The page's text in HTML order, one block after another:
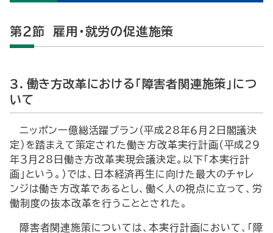
第２節 雇用・就労の促進施策
３．働き方改革における「障害者関連施策」につ
いて
ニッポン一億総活躍プラン（平成28年６月２日閣議決
定）を踏まえて策定された働き方改革実行計画（平成29
年３月28日働き方改革実現会議決定。以下「本実行計
画」という。）では、日本経済再生に向けた最大のチャレ
ンジは働き方改革であるとし、働く人の視点に立って、労
働制度の抜本改革を行うこととされた。
障害者関連施策については、本実行計画において、「障